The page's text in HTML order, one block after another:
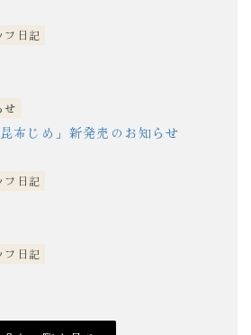
フ日記
せ
布じめ」新発売のお知らせ
フ日記
フ日記